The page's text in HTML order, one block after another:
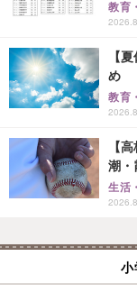
教育
【
め
教育
【
潮・
生活
小